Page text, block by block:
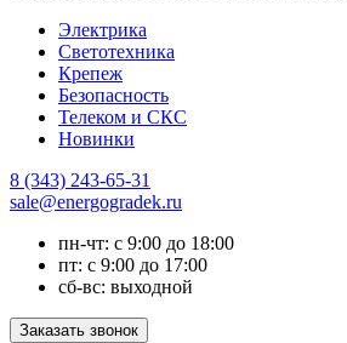
Электрика
Светотехника
Крепеж
Безопасность
Телеком и СКС
Новинки
8 (343) 243-65-31
sale@energogradek.ru
пн-чт: с 9:00 до 18:00
пт: с 9:00 до 17:00
сб-вс: выходной